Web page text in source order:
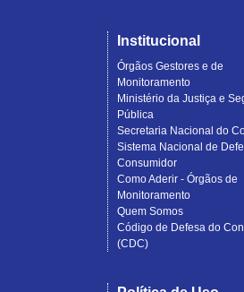
Institucional
Órgãos Gestores e de
Monitoramento
Ministério da Justiça e
Pública
Secretaria Nacional do
Sistema Nacional de
Consumidor
Como Aderir - Órgãos de
Monitoramento
Quem Somos
Código de Defesa do
(CDC)